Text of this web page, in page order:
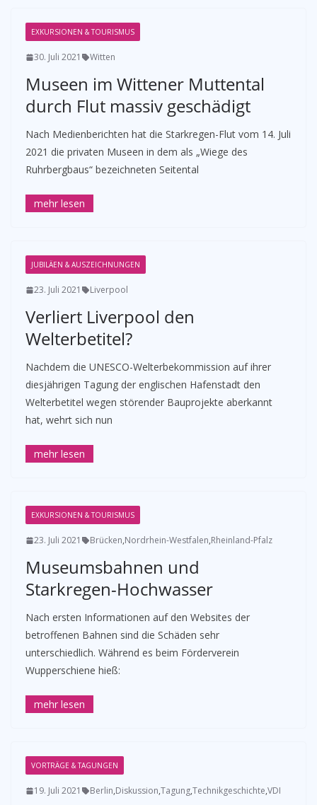
EXKURSIONEN & TOURISMUS
30. Juli 2021 Witten
Museen im Wittener Muttental
durch Flut massiv geschädigt
Nach Medienberichten hat die Starkregen-Flut vom 14. Juli
2021 die privaten Museen in dem als „Wiege des
Ruhrbergbaus“ bezeichneten Seitental
JUBILÄEN & AUSZEICHNUNGEN
23. Juli 2021 Liverpool
Verliert Liverpool den
Welterbetitel?
Nachdem die UNESCO-Welterbekommission auf ihrer
diesjährigen Tagung der englischen Hafenstadt den
Welterbetitel wegen störender Bauprojekte aberkannt
hat, wehrt sich nun
EXKURSIONEN & TOURISMUS
23. Juli 2021 Brücken,Nordrhein-Westfalen,Rheinland-Pfalz
Museumsbahnen und
Starkregen-Hochwasser
Nach ersten Informationen auf den Websites der
betroffenen Bahnen sind die Schäden sehr
unterschiedlich. Während es beim Förderverein
Wupperschiene hieß:
VORTRÄGE & TAGUNGEN
19. Juli 2021 Berlin,Diskussion,Tagung,Technikgeschichte,VDI